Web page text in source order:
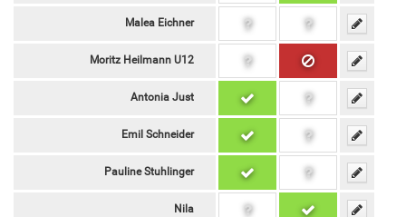
Malea Eichner
Moritz Heilmann U12
Antonia Just
Emil Schneider
Pauline Stuhlinger
Nila